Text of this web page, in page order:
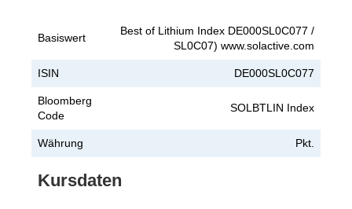
Basiswert
Best of Lithium Index DE000SL0C077 /
SL0C07) www.solactive.com
ISIN DE000SL0C077
Bloomberg
Code
SOLBTLIN Index
Währung Pkt.
Kursdaten